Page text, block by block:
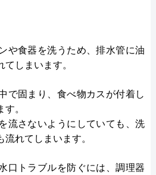
や食器を洗うため、排水管に油
しまいます。
で固まり、食べ物カスが付着し
。
流さないようにしていても、洗
れてしまいます。
口トラブルを防ぐには、調理器